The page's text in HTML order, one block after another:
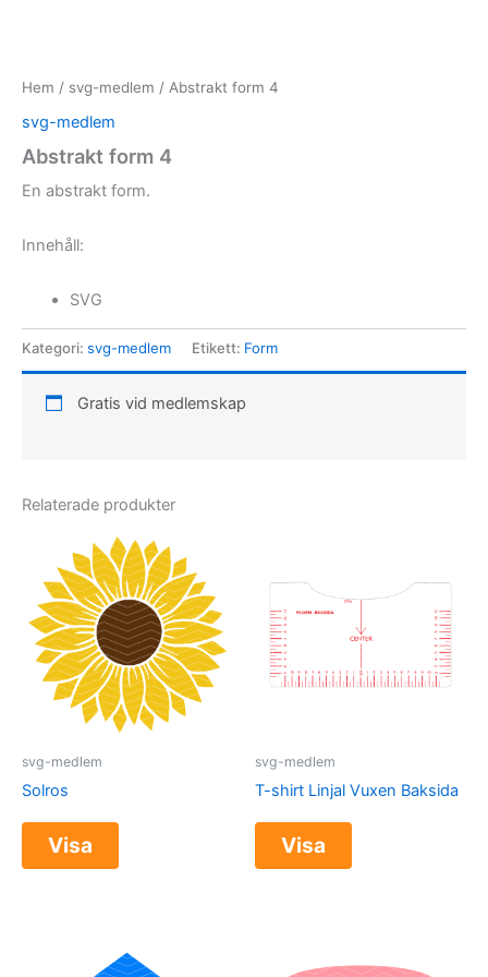
Hem / svg-medlem / Abstrakt form 4
svg-medlem
Abstrakt form 4
En abstrakt form.
Innehåll:
SVG
Kategori: svg-medlem Etikett: Form
Gratis vid medlemskap
Relaterade produkter
svg-medlem
Solros
Visa
svg-medlem
T-shirt Linjal Vuxen Baksida
Visa